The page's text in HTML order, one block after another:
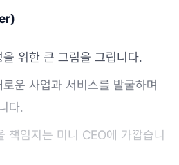
위한 큰 그림을 그립니다.
운 사업과 서비스를 발굴하며
다.
책임지는 미니 CEO에 가깝습니